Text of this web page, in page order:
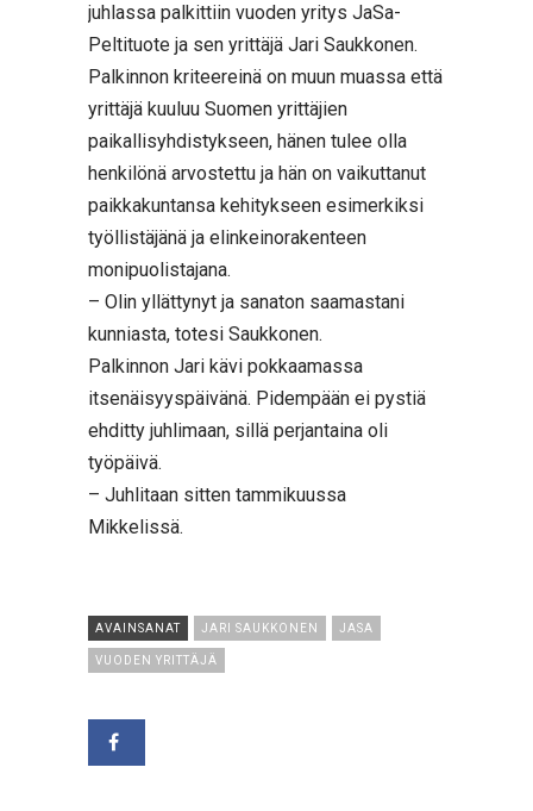
juhlassa palkittiin vuoden yritys JaSa-
Peltituote ja sen yrittäjä Jari Saukkonen.
Palkinnon kriteereinä on muun muassa että
yrittäjä kuuluu Suomen yrittäjien
paikallisyhdistykseen, hänen tulee olla
henkilönä arvostettu ja hän on vaikuttanut
paikkakuntansa kehitykseen esimerkiksi
työllistäjänä ja elinkeinorakenteen
monipuolistajana.
– Olin yllättynyt ja sanaton saamastani
kunniasta, totesi Saukkonen.
Palkinnon Jari kävi pokkaamassa
itsenäisyyspäivänä. Pidempään ei pystiä
ehditty juhlimaan, sillä perjantaina oli
työpäivä.
– Juhlitaan sitten tammikuussa
Mikkelissä.
AVAINSANAT JARI SAUKKONEN JASA
VUODEN YRITTÄJÄ